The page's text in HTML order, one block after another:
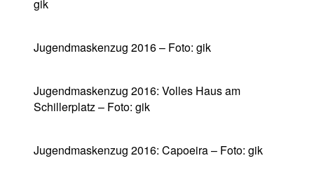
gik
Jugendmaskenzug 2016 – Foto: gik
Jugendmaskenzug 2016: Volles Haus am
Schillerplatz – Foto: gik
Jugendmaskenzug 2016: Capoeira – Foto: gik